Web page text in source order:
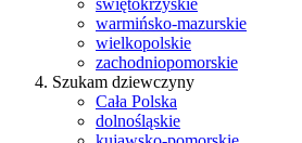
świętokrzyskie
warmińsko-mazurskie
wielkopolskie
zachodniopomorskie
Szukam dziewczyny
Cała Polska
dolnośląskie